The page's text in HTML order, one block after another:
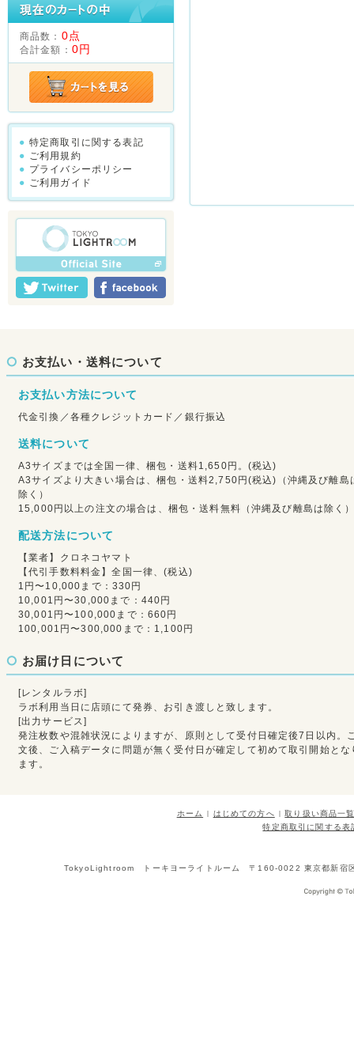
商品数： 0点
合計金額： 0円
特定商取引に関する表記
ご利用規約
プライバシーポリシー
ご利用ガイド
お支払い・送料について
お支払い方法について
代金引換／各種クレジットカード／銀行振込
送料について
A3サイズまでは全国一律、梱包・送料1,650円。(税込)
A3サイズより大きい場合は、梱包・送料2,750円(税込)（沖縄及び離島
除く）
15,000円以上の注文の場合は、梱包・送料無料（沖縄及び離島は除く
配送方法について
【業者】クロネコヤマト
【代引手数料料金】全国一律、(税込)
1円〜10,000まで：330円
10,001円〜30,000まで：440円
30,001円〜100,000まで：660円
100,001円〜300,000まで：1,100円
お届け日について
[レンタルラボ]
ラボ利用当日に店頭にて発券、お引き渡しと致します。
[出力サービス]
発注枚数や混雑状況によりますが、原則として受付日確定後7日以内。
文後、ご入稿データに問題が無く受付日が確定して初めて取引開始とな
ます。
ホーム はじめての方へ
取り扱い商品一
特定商取引に関する表
TokyoLightroom トーキヨーライトルーム 〒160-0022 東京都